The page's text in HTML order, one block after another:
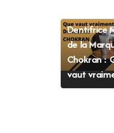
Dentifrice
de la
Chokran :
vaut
Aide au choix